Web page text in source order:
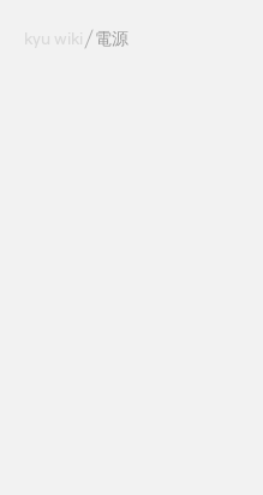
kyu wiki 電源